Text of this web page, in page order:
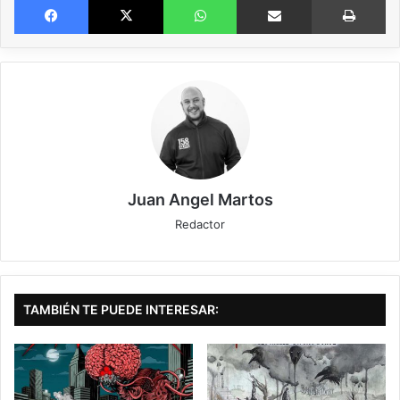
speed/thrash/black metal en line con bandas como VENOM, SODOM,
BATHORY…, lo que es seguro es que suena crudo, clásico y agresivo, 10
con un bajo omnipresente a cargo de Javi Bastard y unas guitarras por
Mark Wild y Ghorth que tras la introducción inicial se envilecen hasta la
saciedad, aplicándoles un ritmo frenético al que se une la percusión de
Joe Bastard y la voz de Lilith Necrobitch llevándonos en volandas hacia
“Existential Risk”, que en lugar de bajar el pistón lo recrudece aun más con
sus melodías y harán las delicias en sus directos.
más clásico aún en un tema corto y directo a la yugular, lo mismo ocurre
apisonadora rítmica con unas guitarras afiladas y unas estrofas muy
poderosas, donde los dejes en la voz de Lilith me recordaron a unos
crear versátiles melodías de thrash y ese estribillo muy currado.
Pero si lo que quieres es tralla y velocidad de la buena, el ciclón “Death To
Juan Angel Martos
Redactor
TAMBIÉN TE PUEDE INTERESAR: